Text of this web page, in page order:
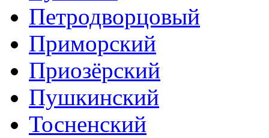
Петродворцовый
Приморский
Приозёрский
Пушкинский
Тосненский